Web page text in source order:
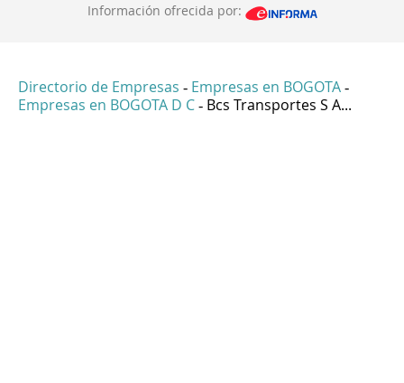
Información ofrecida por:
Directorio de Empresas - Empresas en BOGOTA -
Empresas en BOGOTA D C - Bcs Transportes S A...